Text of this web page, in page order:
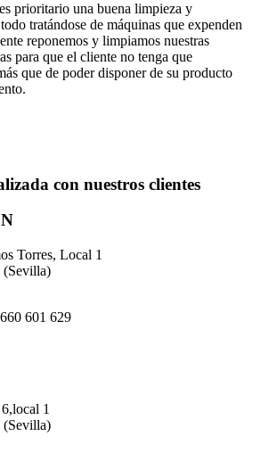
prioritario una buena limpieza y
tratándose de máquinas que expenden
reponemos y limpiamos nuestras
para que el cliente no tenga que
que de poder disponer de su producto
con nuestros clientes
Torres, Local 1
(Sevilla)
601 629
1
(Sevilla)